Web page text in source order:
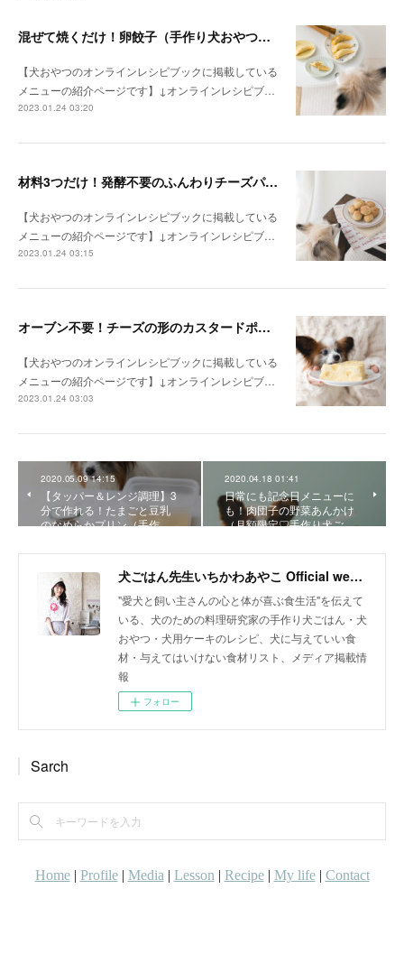
混ぜて焼くだけ！卵餃子（手作り犬おやつレシピ）
【犬おやつのオンラインレシピブックに掲載している
メニューの紹介ページです】↓オンラインレシピブ…
2023.01.24 03:20
材料3つだけ！発酵不要のふんわりチーズパン（手作り犬おやつレシピ）
【犬おやつのオンラインレシピブックに掲載している
メニューの紹介ページです】↓オンラインレシピブ…
2023.01.24 03:15
オーブン不要！チーズの形のカスタードポテトケーキ（手作り犬おやつレシピ）
【犬おやつのオンラインレシピブックに掲載している
メニューの紹介ページです】↓オンラインレシピブ…
2023.01.24 03:03
2020.05.09 14:15
【タッパー＆レンジ調理】3
分で作れる！たまごと豆乳
のなめらかプリン（手作…
2020.04.18 01:41
日常にも記念日メニューに
も！肉団子の野菜あんかけ
（月額限定♡手作り犬ご…
犬ごはん先生いちかわあやこ Official web site
"愛犬と飼い主さんの心と体が喜ぶ食生活"を伝えて
いる、犬のための料理研究家の手作り犬ごはん・犬
おやつ・犬用ケーキのレシピ、犬に与えていい食
材・与えてはいけない食材リスト、メディア掲載情
報
フォロー
Sarch